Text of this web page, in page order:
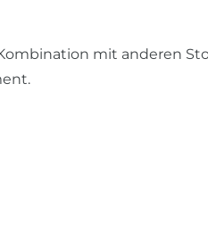
mit anderen